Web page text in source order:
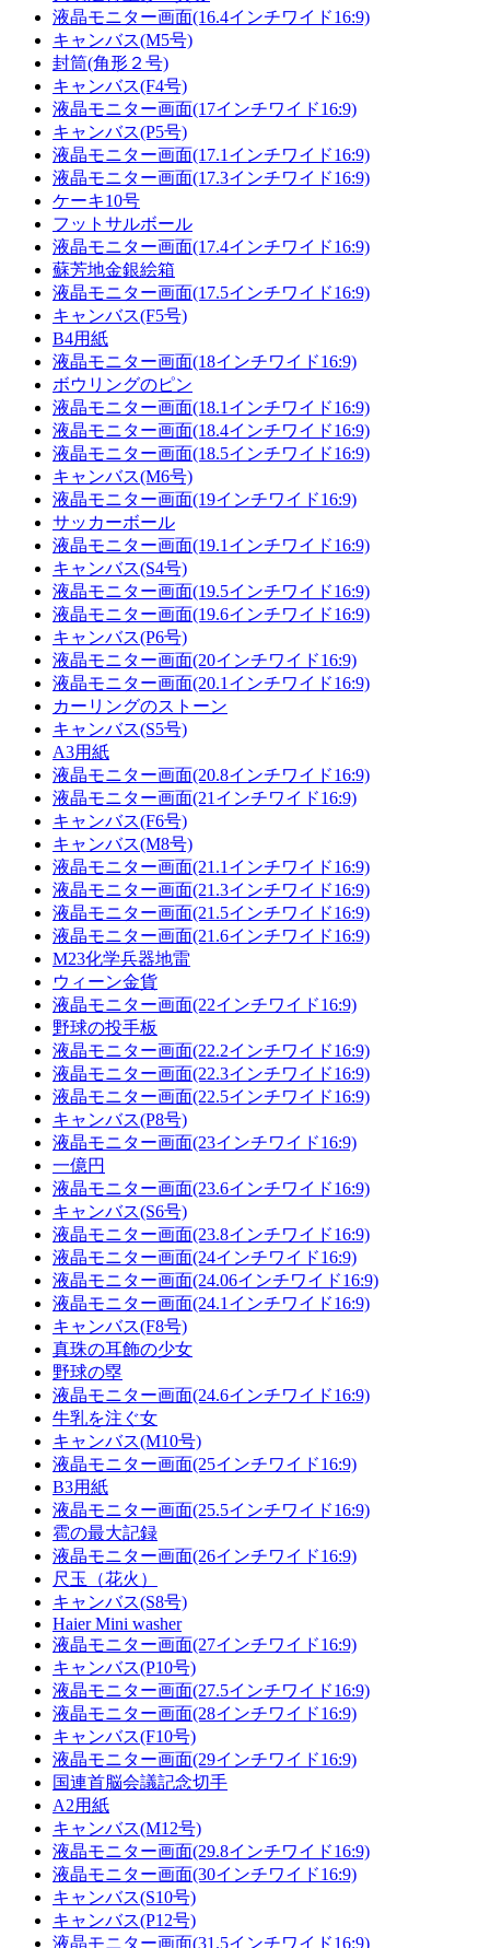
液晶モニター画面(16.4インチワイド16:9)
キャンバス(M5号)
封筒(角形２号)
キャンバス(F4号)
液晶モニター画面(17インチワイド16:9)
キャンバス(P5号)
液晶モニター画面(17.1インチワイド16:9)
液晶モニター画面(17.3インチワイド16:9)
ケーキ10号
フットサルボール
液晶モニター画面(17.4インチワイド16:9)
蘇芳地金銀絵箱
液晶モニター画面(17.5インチワイド16:9)
キャンバス(F5号)
B4用紙
液晶モニター画面(18インチワイド16:9)
ボウリングのピン
液晶モニター画面(18.1インチワイド16:9)
液晶モニター画面(18.4インチワイド16:9)
液晶モニター画面(18.5インチワイド16:9)
キャンバス(M6号)
液晶モニター画面(19インチワイド16:9)
サッカーボール
液晶モニター画面(19.1インチワイド16:9)
キャンバス(S4号)
液晶モニター画面(19.5インチワイド16:9)
液晶モニター画面(19.6インチワイド16:9)
キャンバス(P6号)
液晶モニター画面(20インチワイド16:9)
液晶モニター画面(20.1インチワイド16:9)
カーリングのストーン
キャンバス(S5号)
A3用紙
液晶モニター画面(20.8インチワイド16:9)
液晶モニター画面(21インチワイド16:9)
キャンバス(F6号)
キャンバス(M8号)
液晶モニター画面(21.1インチワイド16:9)
液晶モニター画面(21.3インチワイド16:9)
液晶モニター画面(21.5インチワイド16:9)
液晶モニター画面(21.6インチワイド16:9)
M23化学兵器地雷
ウィーン金貨
液晶モニター画面(22インチワイド16:9)
野球の投手板
液晶モニター画面(22.2インチワイド16:9)
液晶モニター画面(22.3インチワイド16:9)
液晶モニター画面(22.5インチワイド16:9)
キャンバス(P8号)
液晶モニター画面(23インチワイド16:9)
一億円
液晶モニター画面(23.6インチワイド16:9)
キャンバス(S6号)
液晶モニター画面(23.8インチワイド16:9)
液晶モニター画面(24インチワイド16:9)
液晶モニター画面(24.06インチワイド16:9)
液晶モニター画面(24.1インチワイド16:9)
キャンバス(F8号)
真珠の耳飾の少女
野球の塁
液晶モニター画面(24.6インチワイド16:9)
牛乳を注ぐ女
キャンバス(M10号)
液晶モニター画面(25インチワイド16:9)
B3用紙
液晶モニター画面(25.5インチワイド16:9)
雹の最大記録
液晶モニター画面(26インチワイド16:9)
尺玉（花火）
キャンバス(S8号)
Haier Mini washer
液晶モニター画面(27インチワイド16:9)
キャンバス(P10号)
液晶モニター画面(27.5インチワイド16:9)
液晶モニター画面(28インチワイド16:9)
キャンバス(F10号)
液晶モニター画面(29インチワイド16:9)
国連首脳会議記念切手
A2用紙
キャンバス(M12号)
液晶モニター画面(29.8インチワイド16:9)
液晶モニター画面(30インチワイド16:9)
キャンバス(S10号)
キャンバス(P12号)
液晶モニター画面(31.5インチワイド16:9)